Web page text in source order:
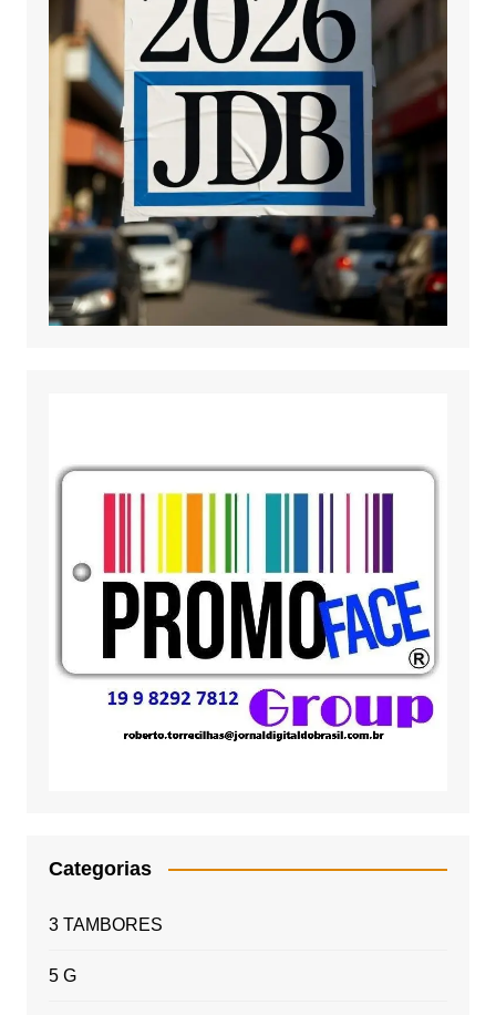
Categorias
3 TAMBORES
5 G